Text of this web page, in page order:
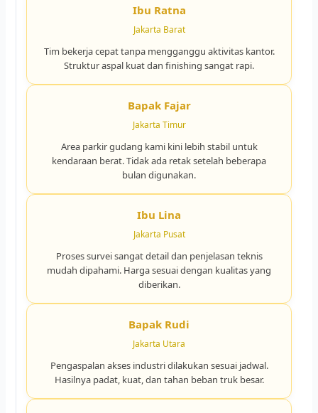
Ibu Ratna
Jakarta Barat
Tim bekerja cepat tanpa mengganggu aktivitas kantor.
Struktur aspal kuat dan finishing sangat rapi.
Bapak Fajar
Jakarta Timur
Area parkir gudang kami kini lebih stabil untuk
kendaraan berat. Tidak ada retak setelah beberapa
bulan digunakan.
Ibu Lina
Jakarta Pusat
Proses survei sangat detail dan penjelasan teknis
mudah dipahami. Harga sesuai dengan kualitas yang
diberikan.
Bapak Rudi
Jakarta Utara
Pengaspalan akses industri dilakukan sesuai jadwal.
Hasilnya padat, kuat, dan tahan beban truk besar.